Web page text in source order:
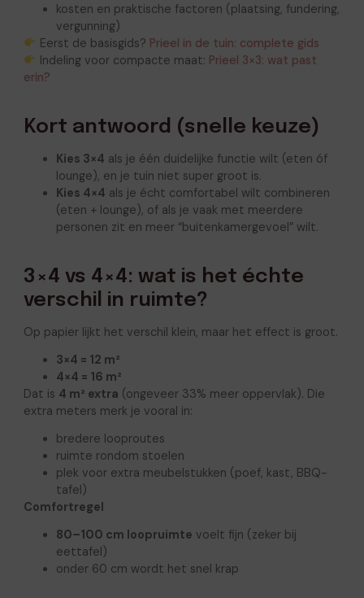
kosten en praktische factoren (plaatsing, fundering,
vergunning)
Eerst de basisgids? Prieel in de tuin: complete gids
Indeling voor compacte maat: Prieel 3×3: wat past
erin?
Kort antwoord (snelle keuze)
Kies 3×4 als je één duidelijke functie wilt (eten óf
lounge), en je tuin niet super groot is.
Kies 4×4 als je écht comfortabel wilt combineren
(eten + lounge), of als je vaak met meerdere
personen zit en meer “buitenkamergevoel” wilt.
3×4 vs 4×4: wat is het échte
verschil in ruimte?
Op papier lijkt het verschil klein, maar het effect is groot.
3×4 = 12 m²
4×4 = 16 m²
Dat is 4 m² extra (ongeveer 33% meer oppervlak). Die
extra meters merk je vooral in:
bredere looproutes
ruimte rondom stoelen
plek voor extra meubelstukken (poef, kast, BBQ-
tafel)
Comfortregel
80–100 cm loopruimte voelt fijn (zeker bij
eettafel)
onder 60 cm wordt het snel krap